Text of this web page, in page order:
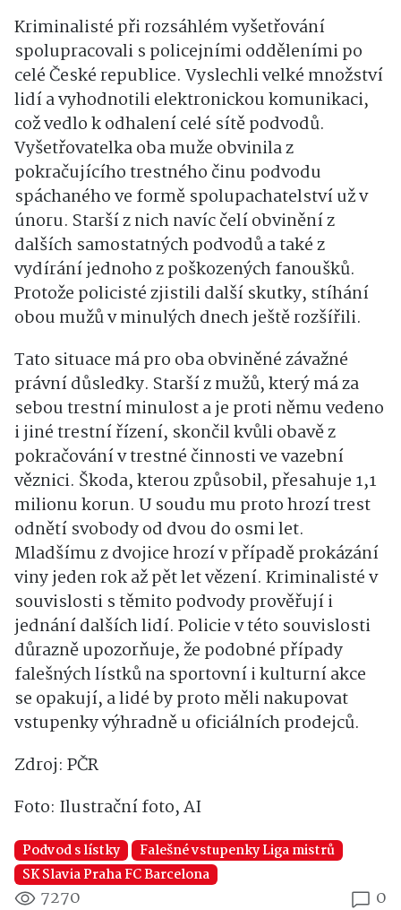
Kriminalisté při rozsáhlém vyšetřování
spolupracovali s policejními odděleními po
celé České republice. Vyslechli velké množství
lidí a vyhodnotili elektronickou komunikaci,
což vedlo k odhalení celé sítě podvodů.
Vyšetřovatelka oba muže obvinila z
pokračujícího trestného činu podvodu
spáchaného ve formě spolupachatelství už v
únoru. Starší z nich navíc čelí obvinění z
dalších samostatných podvodů a také z
vydírání jednoho z poškozených fanoušků.
Protože policisté zjistili další skutky, stíhání
obou mužů v minulých dnech ještě rozšířili.
Tato situace má pro oba obviněné závažné
právní důsledky. Starší z mužů, který má za
sebou trestní minulost a je proti němu vedeno
i jiné trestní řízení, skončil kvůli obavě z
pokračování v trestné činnosti ve vazební
věznici. Škoda, kterou způsobil, přesahuje 1,1
milionu korun. U soudu mu proto hrozí trest
odnětí svobody od dvou do osmi let.
Mladšímu z dvojice hrozí v případě prokázání
viny jeden rok až pět let vězení. Kriminalisté v
souvislosti s těmito podvody prověřují i
jednání dalších lidí. Policie v této souvislosti
důrazně upozorňuje, že podobné případy
falešných lístků na sportovní i kulturní akce
se opakují, a lidé by proto měli nakupovat
vstupenky výhradně u oficiálních prodejců.
Zdroj: PČR
Foto: Ilustrační foto, AI
Podvod s lístky
Falešné vstupenky Liga mistrů
SK Slavia Praha FC Barcelona
7270 0